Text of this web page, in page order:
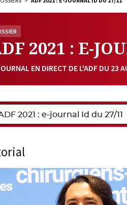
2021 : E-
EN DIRECT DE L'ADF DU 23